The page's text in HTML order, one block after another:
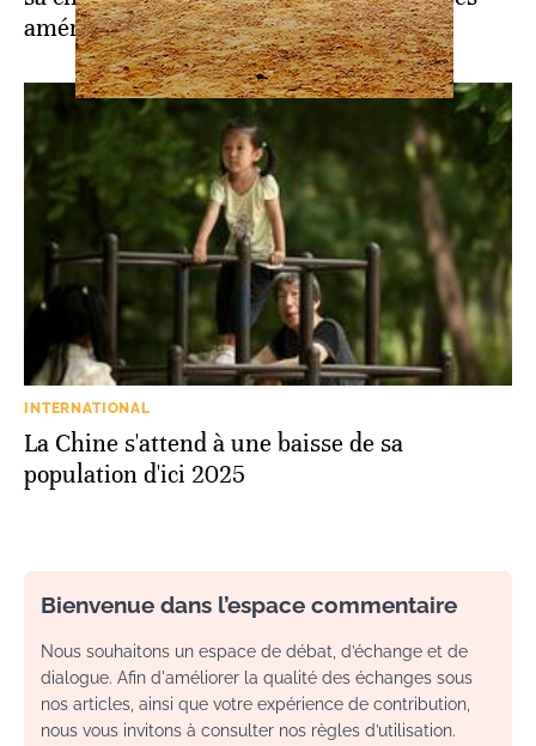
américaines
INTERNATIONAL
La Chine s'attend à une baisse de sa
population d'ici 2025
Bienvenue dans l’espace commentaire
Nous souhaitons un espace de débat, d’échange et de
dialogue. Afin d'améliorer la qualité des échanges sous
nos articles, ainsi que votre expérience de contribution,
nous vous invitons à consulter nos règles d’utilisation.